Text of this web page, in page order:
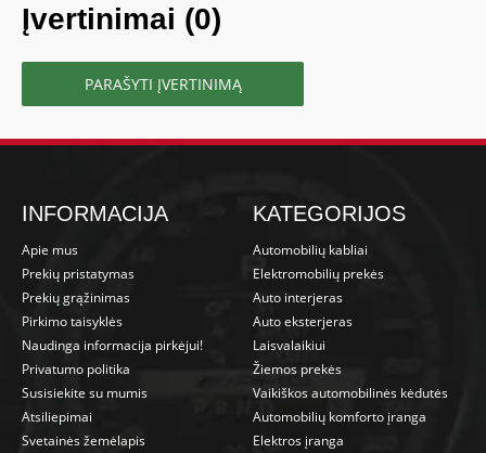
Įvertinimai (0)
PARAŠYTI ĮVERTINIMĄ
INFORMACIJA
Apie mus
Prekių pristatymas
Prekių grąžinimas
Pirkimo taisyklės
Naudinga informacija pirkėjui!
Privatumo politika
Susisiekite su mumis
Atsiliepimai
Svetainės žemėlapis
KATEGORIJOS
Automobilių kabliai
Elektromobilių prekės
Auto interjeras
Auto eksterjeras
Laisvalaikiui
Žiemos prekės
Vaikiškos automobilinės kėdutės
Automobilių komforto įranga
Elektros įranga